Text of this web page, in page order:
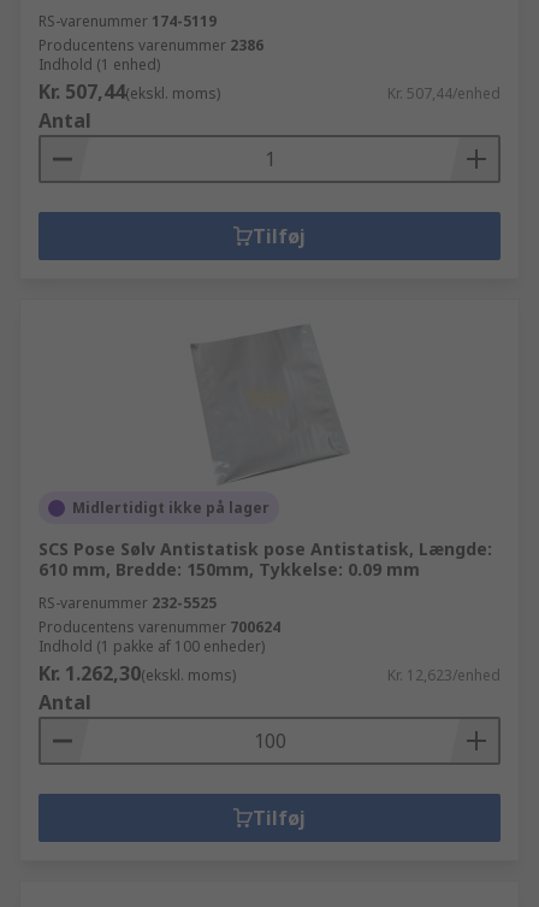
RS-varenummer 174-5119
Producentens varenummer 2386
Indhold (1 enhed)
Kr. 507,44(ekskl. moms) Kr. 507,44/enhed
Antal
Tilføj
Midlertidigt ikke på lager
SCS Pose Sølv Antistatisk pose Antistatisk, Længde:
610 mm, Bredde: 150mm, Tykkelse: 0.09 mm
RS-varenummer 232-5525
Producentens varenummer 700624
Indhold (1 pakke af 100 enheder)
Kr. 1.262,30(ekskl. moms) Kr. 12,623/enhed
Antal
Tilføj